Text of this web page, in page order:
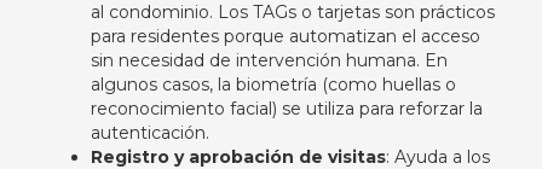
al condominio. Los TAGs o tarjetas son prácticos
para residentes porque automatizan el acceso
sin necesidad de intervención humana. En
algunos casos, la biometría (como huellas o
reconocimiento facial) se utiliza para reforzar la
autenticación.
Registro y aprobación de visitas: Ayuda a los